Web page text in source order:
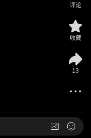
评论
收藏
13